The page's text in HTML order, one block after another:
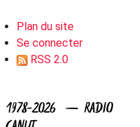
Plan du site
Se connecter
RSS 2.0
1978-2026 — RADIO